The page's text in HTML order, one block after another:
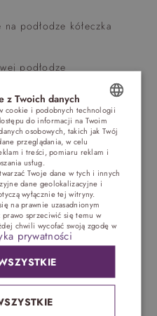
na podłodze kółeczka
podłodze
z aktywnością
Warto zainteresować
i dopasować je np. do
Bardzo dobrym
gimnastyka dla
równowagi wpływają
postawy i
krokiem jest
drabinki
które mocuje się w
POLISH
ENGLISH
GERMAN
CZECH
z Twoich danych
cookie i podobnych technologii
do informacji na Twoim
osobowych, takich jak Twój
przeglądania, w celu
i treści, pomiaru reklam i
usług.
Twoje dane w tych i innych
dane geolokalizacyjne i
wyłącznie tej witryny.
na prawnie uzasadnionym
sprzeciwić się temu w
chwili wycofać swoją zgodę w
prywatności